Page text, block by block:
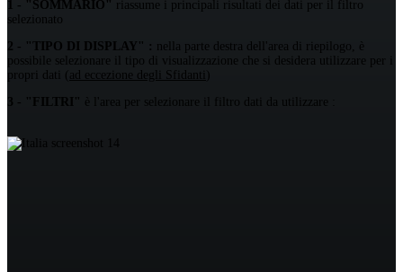
1 - "SOMMARIO" riassume i principali risultati dei dati per il filtro
selezionato
2 - "TIPO DI DISPLAY" : nella parte destra dell'area di riepilogo, è
possibile selezionare il tipo di visualizzazione che si desidera utilizzare per i
propri dati ( ad eccezione degli Sfidanti )
3 - "FILTRI" è l'area per selezionare il filtro dati da utilizzare :